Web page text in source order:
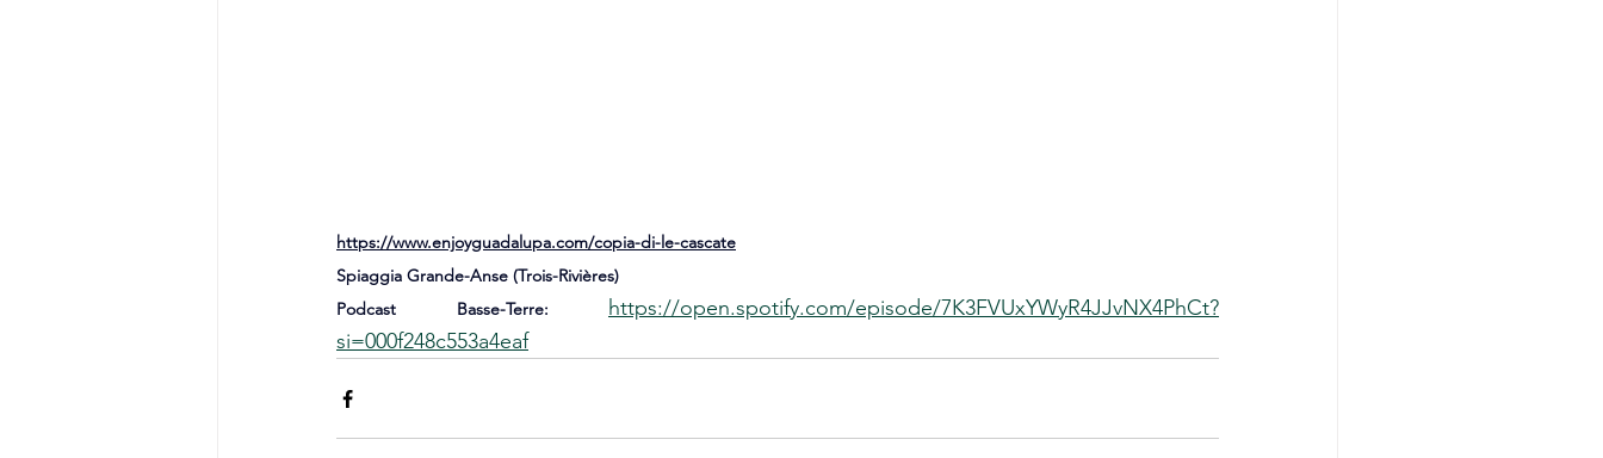
https://www.enjoyguadalupa.com/copia-di-le-cascate
Spiaggia Grande-Anse (Trois-Rivières)
Podcast Basse-Terre:
https://open.spotify.com/episode/7K3FVUxYWyR4JJvNX4PhCt?
si=000f248c553a4eaf